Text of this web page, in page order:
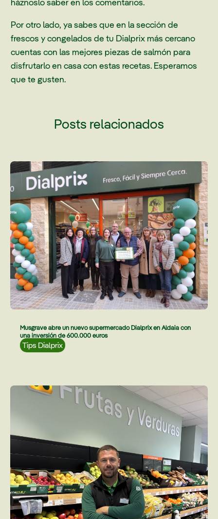
háznoslo saber en los comentarios.
Por otro lado, ya sabes que en la sección de
frescos y congelados de tu Dialprix más cercano
cuentas con las mejores piezas de salmón para
disfrutarlo en casa con estas recetas. Esperamos
que te gusten.
Posts relacionados
Musgrave abre un nuevo supermercado Dialprix en Aldaia con
una inversión de 600.000 euros
Tips Dialprix